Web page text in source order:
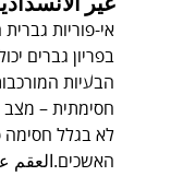
אי-פוריות
בפריון גברים
הבעיות
חסימתית – מצב
לא בגלל חסימה
האשכים.العقم